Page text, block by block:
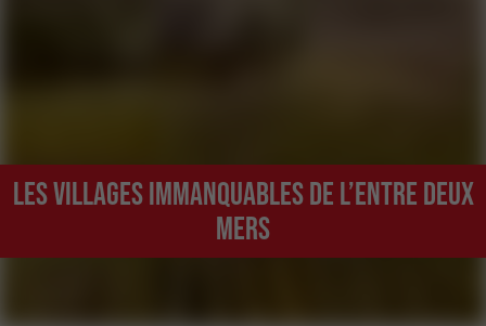
Les villages immanquables de l’Entre Deux
Mers